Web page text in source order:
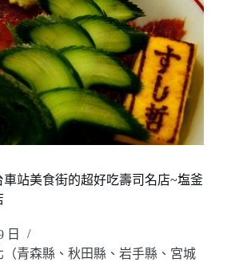
車站美食街的超好吃壽司名店~塩釜
日
（青森縣、秋田縣、岩手縣、宮城